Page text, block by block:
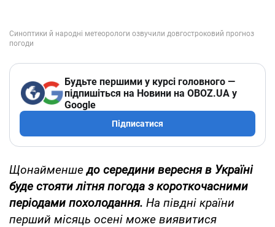
Будьте першими у курсі головного —
підпишіться на Новини на OBOZ.UA у
Google
Підписатися
Щонайменшедо середини вересня в Україні
буде стояти літня погода з короткочасними
періодами похолодання. На півдні країни
перший місяць осені може виявитися